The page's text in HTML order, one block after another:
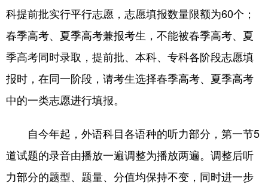
科提前批实行平行志愿，志愿填报数量限额为60个；
春季高考、夏季高考兼报考生，不能被春季高考、夏
季高考同时录取，提前批、本科、专科各阶段志愿填
报时，在同一阶段，请考生选择春季高考、夏季高考
中的一类志愿进行填报。
自今年起，外语科目各语种的听力部分，第一节5
道试题的录音由播放一遍调整为播放两遍。调整后听
力部分的题型、题量、分值均保持不变，同时进一步